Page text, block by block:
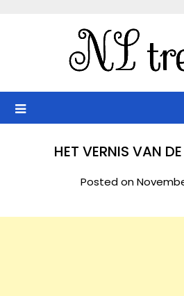
HET VERNIS VAN
Posted on